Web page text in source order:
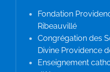
Fondation
Ribeauvillé
Congrégation des
Divine Providence
Enseignement